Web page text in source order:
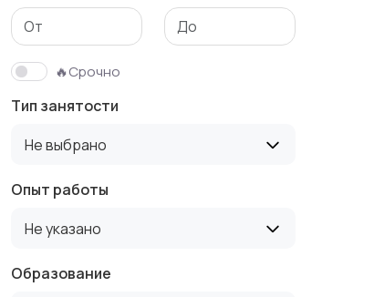
Медицина Начало карьеры
Производство
Рестораны и
🔥Срочно
Тип занятости
Не выбрано
Опыт работы
Не указано
Образование